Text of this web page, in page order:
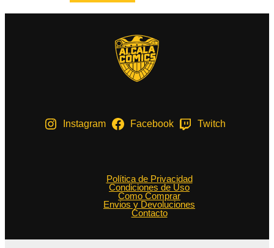
Instagram Facebook Twitch
Política de Privacidad
Condiciones de Uso
Como Comprar
Envios y Devoluciones
Contacto